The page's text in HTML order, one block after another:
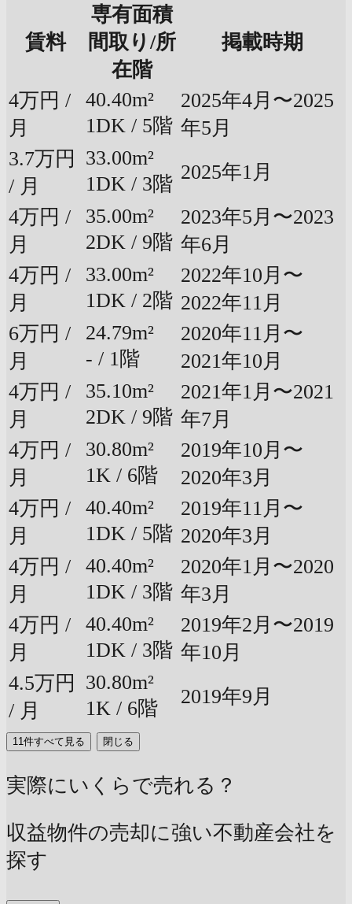
賃料
専有面積
間取り/所
在階
掲載時期
4万円 /
月
40.40m²
1DK / 5階
2025年4月〜2025
年5月
3.7万円
/ 月
33.00m²
1DK / 3階
2025年1月
4万円 /
月
35.00m²
2DK / 9階
2023年5月〜2023
年6月
4万円 /
月
33.00m²
1DK / 2階
2022年10月〜
2022年11月
6万円 /
月
24.79m²
- / 1階
2020年11月〜
2021年10月
4万円 /
月
35.10m²
2DK / 9階
2021年1月〜2021
年7月
4万円 /
月
30.80m²
1K / 6階
2019年10月〜
2020年3月
4万円 /
月
40.40m²
1DK / 5階
2019年11月〜
2020年3月
4万円 /
月
40.40m²
1DK / 3階
2020年1月〜2020
年3月
4万円 /
月
40.40m²
1DK / 3階
2019年2月〜2019
年10月
4.5万円
/ 月
30.80m²
1K / 6階
2019年9月
11件すべて見る 閉じる
実際にいくらで売れる？
収益物件の売却に強い不動産会社を
探す